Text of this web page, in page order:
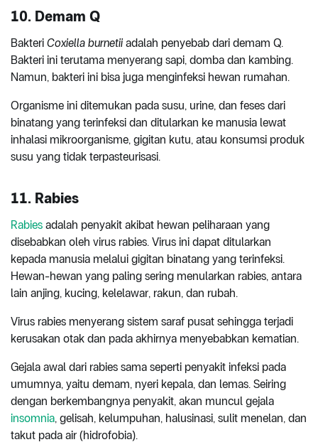
10. Demam Q
Bakteri Coxiella burnetii adalah penyebab dari demam Q.
Bakteri ini terutama menyerang sapi, domba dan kambing.
Namun, bakteri ini bisa juga menginfeksi hewan rumahan.
Organisme ini ditemukan pada susu, urine, dan feses dari
binatang yang terinfeksi dan ditularkan ke manusia lewat
inhalasi mikroorganisme, gigitan kutu, atau konsumsi produk
susu yang tidak terpasteurisasi.
11. Rabies
Rabies adalah penyakit akibat hewan peliharaan yang
disebabkan oleh virus rabies. Virus ini dapat ditularkan
kepada manusia melalui gigitan binatang yang terinfeksi.
Hewan-hewan yang paling sering menularkan rabies, antara
lain anjing, kucing, kelelawar, rakun, dan rubah.
Virus rabies menyerang sistem saraf pusat sehingga terjadi
kerusakan otak dan pada akhirnya menyebabkan kematian.
Gejala awal dari rabies sama seperti penyakit infeksi pada
umumnya, yaitu demam, nyeri kepala, dan lemas. Seiring
dengan berkembangnya penyakit, akan muncul gejala
insomnia, gelisah, kelumpuhan, halusinasi, sulit menelan, dan
takut pada air (hidrofobia).